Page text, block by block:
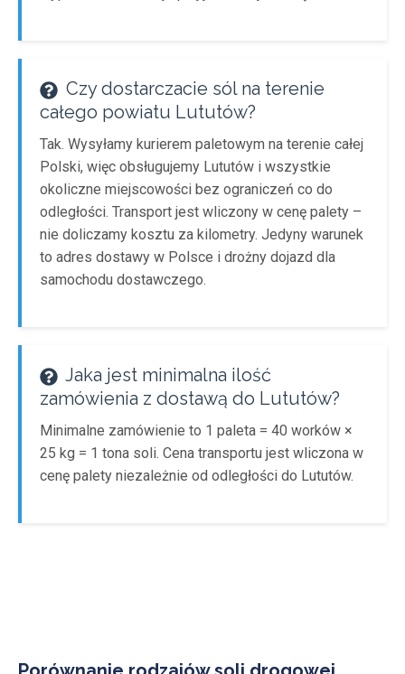
Czy dostarczacie sól na terenie
całego powiatu Lututów?
Tak. Wysyłamy kurierem paletowym na terenie całej
Polski, więc obsługujemy Lututów i wszystkie
okoliczne miejscowości bez ograniczeń co do
odległości. Transport jest wliczony w cenę palety –
nie doliczamy kosztu za kilometry. Jedyny warunek
to adres dostawy w Polsce i drożny dojazd dla
samochodu dostawczego.
Jaka jest minimalna ilość
zamówienia z dostawą do Lututów?
Minimalne zamówienie to 1 paleta = 40 worków ×
25 kg = 1 tona soli. Cena transportu jest wliczona w
cenę palety niezależnie od odległości do Lututów.